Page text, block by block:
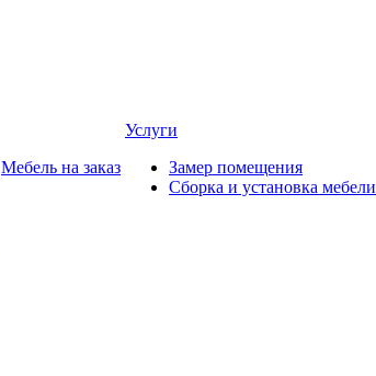
Мебель на заказ
Услуги
Замер помещения
Сборка и установка мебели